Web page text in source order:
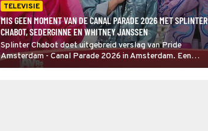
TELEVISIE
MIS GEEN MOMENT VAN DE CANAL PARADE 2026 MET SPLINTER
CHABOT, SEDERGINNE EN WHITNEY JANSSEN
Splinter Chabot doet uitgebreid verslag van Pride
Amsterdam - Canal Parade 2026 in Amsterdam. Een
bijzondere editie, want 25 jaar na de legalisering van het